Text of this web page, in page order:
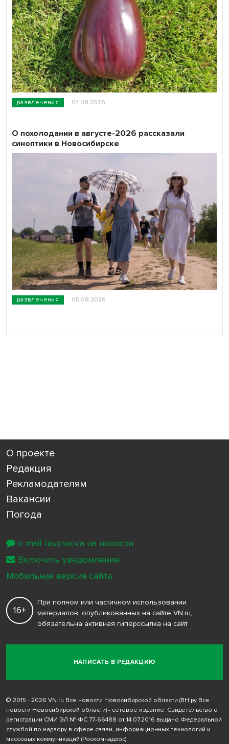
развлечения 04.08.2026
развлечения 05.08.2026
О похолодании в августе-2026 рассказали
синоптики в Новосибирске
О проекте
Редакция
Рекламодателям
Вакансии
Погода
НАПИСАТЬ В РЕДАКЦИЮ
16+
При полном или частичном использовании
материалов, опубликованных на сайте VN.ru,
обязательна активная гиперссылка на сайт
© 2015 - 2026 VN.ru Все новости Новосибирской области (ВН.ру Все
новости Новосибирской области) - сетевое издание. Свидетельство о
регистрации СМИ ЭЛ № ФС 77-66488 от 14.07.2016 выдано Федеральной
службой по надзору в сфере связи, информационных технологий и
массовых коммуникаций (Роскомнадзор)
e-mail подписка на новости
Включить уведомления
Мобильная версия сайта